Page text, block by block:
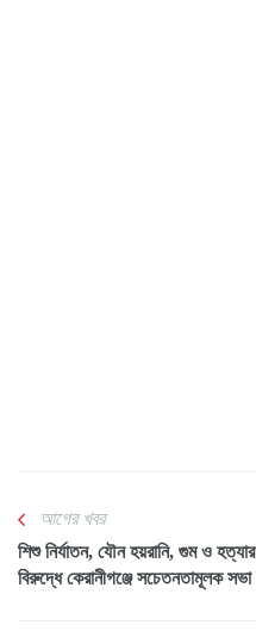
আগের খবর
শিশু নির্যাতন, যৌন হয়রানি, গুম ও হত্যার
বিরুদ্ধে কেরানীগঞ্জে সচেতনতামূলক সভা